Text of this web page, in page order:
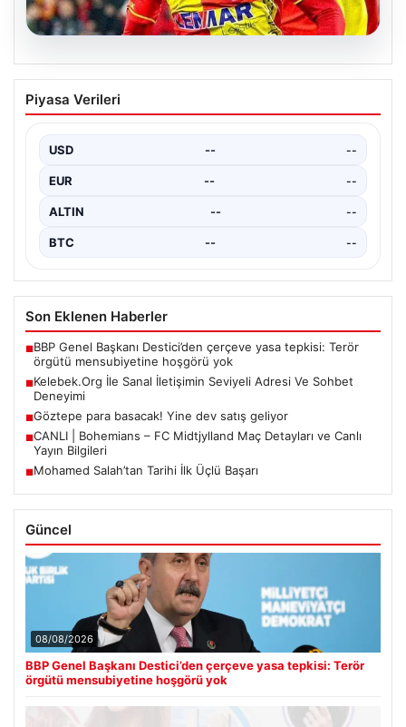
06.08.2026
CANLI | Bohemians – FC Midtjylland
Maç Detayları ve Canlı Yayın Bilgileri
Ağustos 2026 tarihinde Dublin’deki Dalymount…
Piyasa Verileri
USD -- --
EUR -- --
ALTIN -- --
BTC -- --
Son Eklenen Haberler
■BBP Genel Başkanı Destici’den çerçeve yasa tepkisi: Terör
örgütü mensubiyetine hoşgörü yok
■Kelebek.Org İle Sanal İletişimin Seviyeli Adresi Ve Sohbet
Deneyimi
■Göztepe para basacak! Yine dev satış geliyor
■CANLI | Bohemians – FC Midtjylland Maç Detayları ve Canlı
Yayın Bilgileri
■Mohamed Salah’tan Tarihi İlk Üçlü Başarı
Güncel
08/08/2026
BBP Genel Başkanı Destici’den çerçeve yasa tepkisi: Terör
örgütü mensubiyetine hoşgörü yok